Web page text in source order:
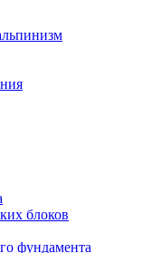
блоков
фундамента